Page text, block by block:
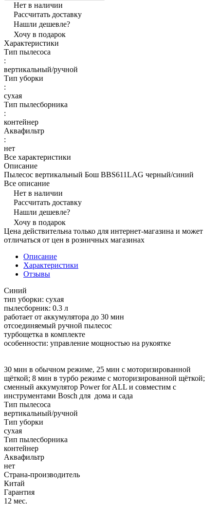
Нет в наличии
Рассчитать доставку
Нашли дешевле?
Хочу в подарок
Характеристики
Тип пылесоса
:
вертикальный/ручной
Тип уборки
:
сухая
Тип пылесборника
:
контейнер
Аквафильтр
:
нет
Все характеристики
Описание
Пылесос вертикальный Бош BBS611LAG черный/синий
Все описание
Нет в наличии
Рассчитать доставку
Нашли дешевле?
Хочу в подарок
Цена действительна только для интернет-магазина и может
отличаться от цен в розничных магазинах
Описание
Характеристики
Отзывы
Синий
тип уборки: сухая
пылесборник: 0.3 л
работает от аккумулятора до 30 мин
отсоединяемый ручной пылесос
турбощетка в комплекте
особенности: управление мощностью на рукоятке
30 мин в обычном режиме, 25 мин с моторизированной
щёткой; 8 мин в турбо режиме с моторизированной щёткой;
сменный аккумулятор Power for ALL и совместим с
инструментами Bosch для дома и сада
Тип пылесоса
вертикальный/ручной
Тип уборки
сухая
Тип пылесборника
контейнер
Аквафильтр
нет
Страна-производитель
Китай
Гарантия
12 мес.